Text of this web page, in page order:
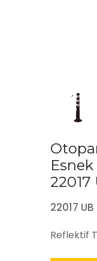
22017
22017 UB
Reflektif